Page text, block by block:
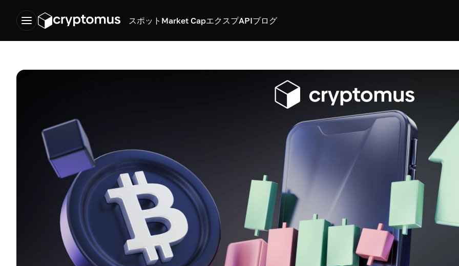
スポット Market CapエクスプAPIブログ